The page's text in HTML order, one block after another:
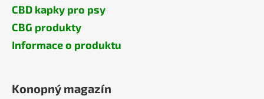
CBD kapky pro psy
CBG produkty
Informace o produktu
Konopný magazín